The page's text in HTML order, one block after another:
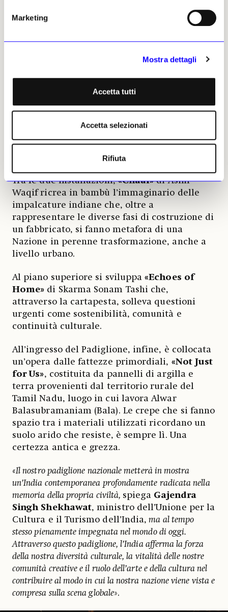
Marketing
Mostra dettagli
Accetta tutti
Accetta selezionati
Rifiuta
avvicina e si scopre che non si tratta di una
struttura «solida». L’architettura si rifà alla
composizione floreale che, a mezz’aria,
abbraccia lo spettatore.«Under the same
, i cui elementi sono stati realizzati a
natura e l’artigianato, come parte integrante
del paesaggio emotivo della casa.
Tra le due installazioni,«Chaal»di Asim
Waqif ricrea in bambù l’immaginario delle
impalcature indiane che, oltre a
rappresentare le diverse fasi di costruzione di
un fabbricato, si fanno metafora di una
Nazione in perenne trasformazione, anche a
livello urbano.
Al piano superiore si sviluppa«Echoes of
Home» di Skarma Sonam Tashi che,
attraverso la cartapesta, solleva questioni
urgenti come sostenibilità, comunità e
continuità culturale.
All’ingresso del Padiglione, infine, è collocata
un’opera dalle fattezze primordiali, «Not Just
for Us», costituita da pannelli di argilla e
terra provenienti dal territorio rurale del
Tamil Nadu, luogo in cui lavora Alwar
Balasubramaniam (Bala). Le crepe che si fanno
spazio tra i materiali utilizzati ricordano un
suolo arido che resiste, è sempre lì. Una
certezza antica e grezza.
«Il nostro padiglione nazionale metterà in mostra
un’India contemporanea profondamente radicata nella
memoria della propria civiltà, spiega Gajendra
Singh Shekhawat, ministro dell’Unione per la
Cultura e il Turismo dell’India, ma al tempo
stesso pienamente impegnata nel mondo di oggi.
Attraverso questo padiglione, l’India afferma la forza
della nostra diversità culturale, la vitalità delle nostre
comunità creative e il ruolo dell’arte e della cultura nel
contribuire al modo in cui la nostra nazione viene vista e
compresa sulla scena globale».